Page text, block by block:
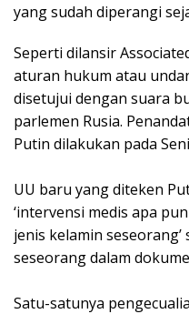
yang sudah diperangi
Seperti dilansir
aturan hukum atau
disetujui dengan suara
parlemen Rusia.
Putin dilakukan pada
UU baru yang diteken
‘intervensi medis apa
jenis kelamin
seseorang dalam
Satu-satunya